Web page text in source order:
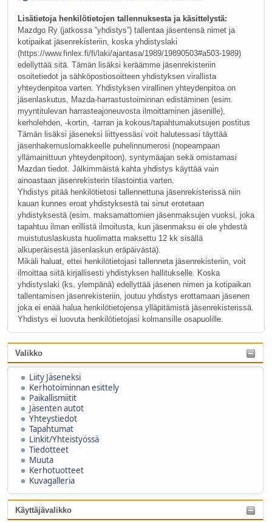
Valikko
Liity Jäseneksi
Kerhotoiminnan esittely
Paikallismiitit
Jäsenten autot
Yhteystiedot
Tapahtumat
Linkit/Yhteistyössä
Tiedotteet
Muuta
Kerhotuotteet
Kuvagalleria
Käyttäjävalikko
Lisätietoja henkilötietojen tallennuksesta ja käsittelystä:
Mazdgo Ry (jatkossa ”yhdistys”) tallentaa jäsentensä nimet ja
kotipaikat jäsenrekisteriin, koska yhdistyslaki
(https://www.finlex.fi/fi/laki/ajantasa/1989/19890503#a503-1989)
edellyttää sitä. Tämän lisäksi keräämme jäsenrekisteriin
osoitetiedot ja sähköpostiosoitteen yhdistyksen virallista
yhteydenpitoa varten. Yhdistyksen virallinen yhteydenpitoa on
jäsenlaskutus, Mazda-harrastustoiminnan edistäminen (esim.
myyntitulevan harrasteajoneuvosta ilmoittaminen jäsenille),
kerholehden, -kortin, -tarran ja kokous/tapahtumakutsujen postitus
Tämän lisäksi jäseneksi liittyessäsi voit halutessasi täyttää
jäsenhakemuslomakkeelle puhelinnumerosi (nopeampaan
yllämainittuun yhteydenpitoon), syntymäajan sekä omistamasi
Mazdan tiedot. Jälkimmäistä kahta yhdistys käyttää vain
ainoastaan jäsenrekisterin tilastointia varten.
Yhdistys pitää henkilötietosi tallennettuna jäsenrekisterissä niin
kauan kunnes eroat yhdistyksestä tai sinut erotetaan
yhdistyksestä (esim. maksamattomien jäsenmaksujen vuoksi, joka
tapahtuu ilman erillistä ilmoitusta, kun jäsenmaksu ei ole yhdestä
muistutuslaskusta huolimatta maksettu 12 kk sisällä
alkuperäisestä jäsenlaskun eräpäivästä).
Mikäli haluat, ettei henkilötietojasi tallenneta jäsenrekisteriin, voit
ilmoittaa siitä kirjallisesti yhdistyksen hallitukselle. Koska
yhdistyslaki (ks. ylempänä) edellyttää jäsenen nimen ja kotipaikan
tallentamisen jäsenrekisteriin, joutuu yhdistys erottamaan jäsenen
joka ei enää halua henkilötietojensa ylläpitämistä jäsenrekisterissä.
Yhdistys ei luovuta henkilötietojasi kolmansille osapuolille.